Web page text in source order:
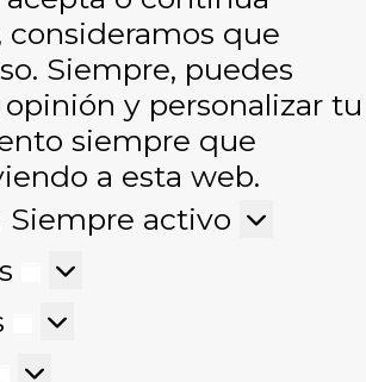
consideramos que
Siempre, puedes
y personalizar tu
siempre que
a esta web.
Siempre activo